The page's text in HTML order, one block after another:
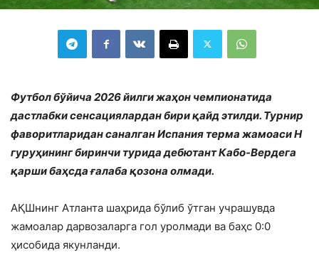
Футбол бўйича 2026 йилги жаҳон чемпионатида
дастлабки сенсациялардан бири қайд этилди. Турнир
фаворитларидан саналган Испания терма жамоаси H
гуруҳининг биринчи турида дебютант Кабо-Вердега
қарши баҳсда ғалаба қозона олмади.
АҚШнинг Атланта шаҳрида бўлиб ўтган учрашувда
жамоалар дарвозаларга гол уролмади ва баҳс 0:0
ҳисобида якунланди.